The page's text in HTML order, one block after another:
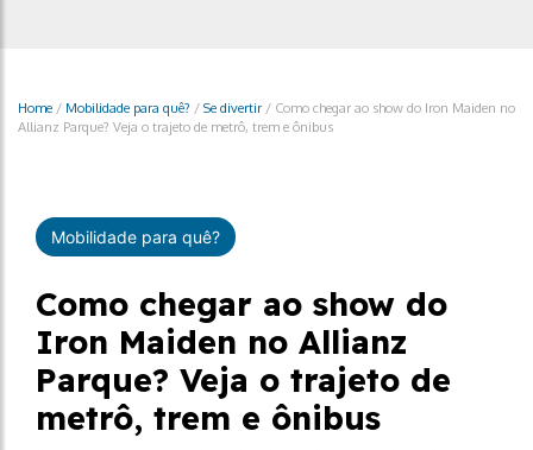
Home / Mobilidade para quê? / Se divertir/ Como chegar ao show do Iron Maiden no
Allianz Parque? Veja o trajeto de metrô, trem e ônibus
Mobilidade para quê?
Como chegar ao show do
Iron Maiden no Allianz
Parque? Veja o trajeto de
metrô, trem e ônibus